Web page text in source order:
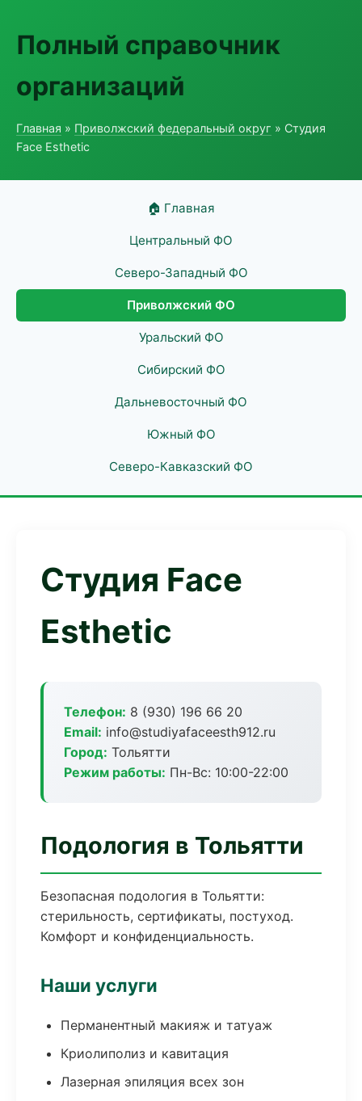
Полный справочник
организаций
Главная » Приволжский федеральный округ » Студия
Face Esthetic
🏠 Главная
Центральный ФО
Северо-Западный ФО
Приволжский ФО
Уральский ФО
Сибирский ФО
Дальневосточный ФО
Южный ФО
Северо-Кавказский ФО
Студия Face
Esthetic
Телефон: 8 (930) 196 66 20
Email: info@studiyafaceesth912.ru
Город: Тольятти
Режим работы: Пн-Вс: 10:00-22:00
Подология в Тольятти
Безопасная подология в Тольятти:
стерильность, сертификаты, постуход.
Комфорт и конфиденциальность.
Наши услуги
Перманентный макияж и татуаж
Криолиполиз и кавитация
Лазерная эпиляция всех зон